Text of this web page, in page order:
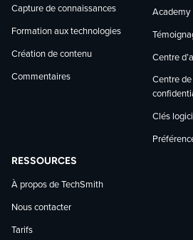
Capture de connaissances
Formation aux technologies
Création de contenu
Commentaires
Academy
Centre
Centre
Clés
RESSOURCES
À propos de TechSmith
Nous contacter
Tarifs